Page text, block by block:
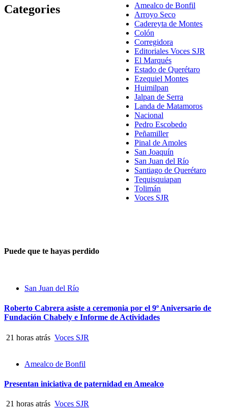
Categories
Amealco de Bonfil
Arroyo Seco
Cadereyta de Montes
Colón
Corregidora
Editoriales Voces SJR
El Marqués
Estado de Querétaro
Ezequiel Montes
Huimilpan
Jalpan de Serra
Landa de Matamoros
Nacional
Pedro Escobedo
Peñamiller
Pinal de Amoles
San Joaquín
San Juan del Río
Santiago de Querétaro
Tequisquiapan
Tolimán
Voces SJR
Puede que te hayas perdido
San Juan del Río
Roberto Cabrera asiste a ceremonia por el 9º Aniversario de
Fundación Chabely e Informe de Actividades
21 horas atrás Voces SJR
Amealco de Bonfil
Presentan iniciativa de paternidad en Amealco
21 horas atrás Voces SJR